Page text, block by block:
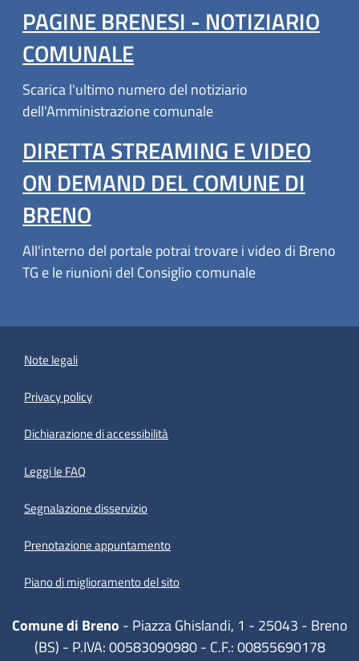
PAGINE BRENESI - NOTIZIARIO
COMUNALE
Scarica l'ultimo numero del notiziario
dell'Amministrazione comunale
DIRETTA STREAMING E VIDEO
ON DEMAND DEL COMUNE DI
BRENO
All'interno del portale potrai trovare i video di Breno
TG e le riunioni del Consiglio comunale
Note legali
Privacy policy
Dichiarazione di accessibilità
Leggi le FAQ
Segnalazione disservizio
Prenotazione appuntamento
Piano di miglioramento del sito
Comune di Breno - Piazza Ghislandi, 1 - 25043 - Breno
(BS) - P.IVA: 00583090980 - C.F.: 00855690178